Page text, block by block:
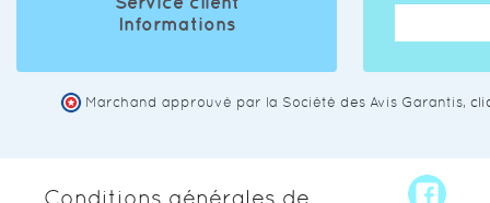
Informations
Marchand approuvé par la Société des Avis Garantis,
Conditions générales de